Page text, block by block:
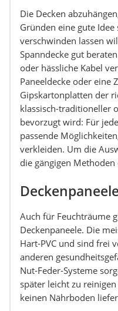
Die Decken
Gründen eine gute
verschwinden lassen
Spanndecke gut
oder hässliche Kabel
Paneeldecke oder eine
Gipskartonplatten der
klassisch-traditioneller
bevorzugt wird: Für
passende
verkleiden. Um die
die gängigen
Auch für Feuchträume
Deckenpaneele. Die
Hart-PVC und sind frei
anderen
Nut-Feder-Systeme
später leicht zu
keinen Nährboden